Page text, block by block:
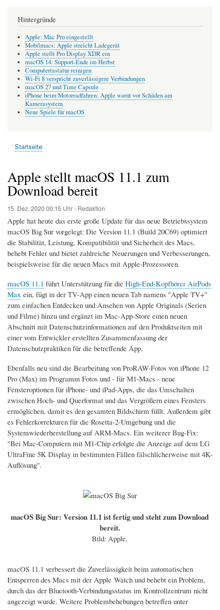
Hintergründe
Apple: Mac Pro eingestellt
Mobilmacs: Apple streicht Ladegerät
Apple stellt Pro Display XDR ein
macOS 14: Support-Ende im Herbst
Computertastatur reinigen
Wi-Fi 8 verspricht zuverlässigere Verbindungen
macOS 27 und Time Capsule
iPhone beim Motorradfahren: Apple warnt vor Schäden am
Kamerasystem
Neue Spiele für macOS
Startseite
Apple stellt macOS 11.1 zum
Download bereit
15. Dez. 2020 00:15 Uhr - Redaktion
Apple hat heute das erste große Update für das neue Betriebssystem
macOS Big Sur vorgelegt: Die Version 11.1 (Build 20C69) optimiert
die Stabilität, Leistung, Kompatibilität und Sicherheit des Macs,
behebt Fehler und bietet zahlreiche Neuerungen und Verbesserungen,
beispielsweise für die neuen Macs mit Apple-Prozessoren.
macOS 11.1 führt Unterstützung für die High-End-Kopfhörer AirPods
Max ein, fügt in der TV-App einen neuen Tab namens "Apple TV+"
zum einfachen Entdecken und Ansehen von Apple Originals (Serien
und Filme) hinzu und ergänzt im Mac-App-Store einen neuen
Abschnitt mit Datenschutzinformationen auf den Produktseiten mit
einer vom Entwickler erstellten Zusammenfassung der
Datenschutzpraktiken für die betreffende App.
Ebenfalls neu sind die Bearbeitung von ProRAW-Fotos von iPhone 12
Pro (Max) im Programm Fotos und - für M1-Macs - neue
Fensteroptionen für iPhone- und iPad-Apps, die das Umschalten
zwischen Hoch- und Querformat und das Vergrößern eines Fensters
ermöglichen, damit es den gesamten Bildschirm füllt. Außerdem gibt
es Fehlerkorrekturen für die Rosetta-2-Umgebung und die
Systemwiederherstellung auf ARM-Macs. Ein weiterer Bug-Fix:
"Bei Mac-Computern mit M1-Chip erfolgte die Anzeige auf dem LG
UltraFine 5K Display in bestimmten Fällen fälschlicherweise mit 4K-
Auflösung".
macOS Big Sur: Version 11.1 ist fertig und steht zum Download
bereit.
Bild: Apple.
macOS 11.1 verbessert die Zuverlässigkeit beim automatischen
Entsperren des Macs mit der Apple Watch und behebt ein Problem,
durch das der Bluetooth-Verbindungsstatus im Kontrollzentrum nicht
angezeigt wurde. Weitere Problembehebungen betreffen unter